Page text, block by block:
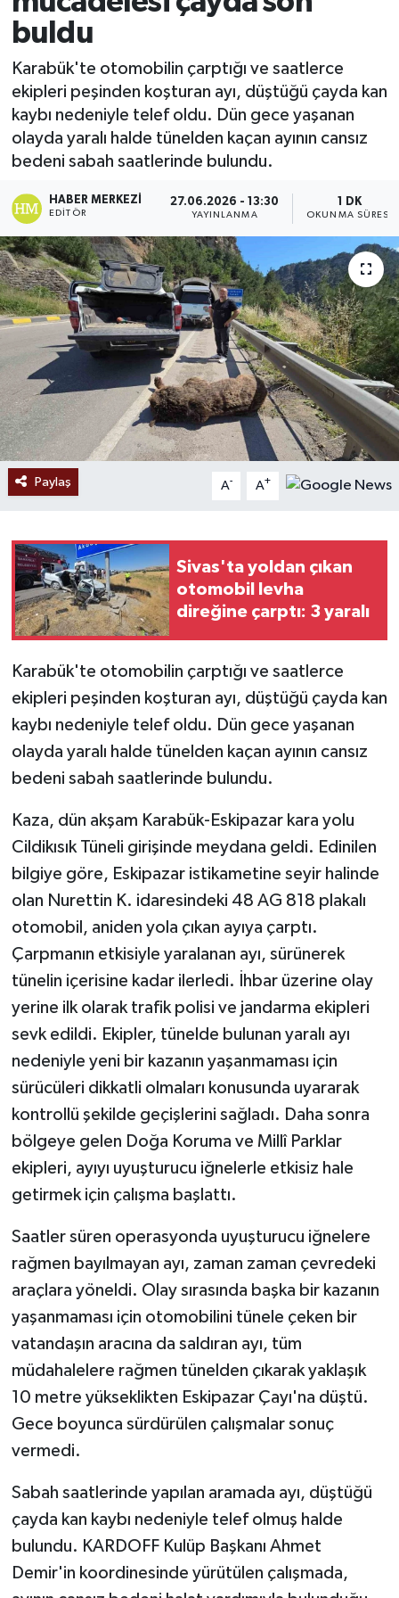
buldu
Karabük'te otomobilin çarptığı ve saatlerce
ekipleri peşinden koşturan ayı, düştüğü çayda kan
kaybı nedeniyle telef oldu. Dün gece yaşanan
olayda yaralı halde tünelden kaçan ayının cansız
bedeni sabah saatlerinde bulundu.
HABER MERKEZI
EDITÖR
27.06.2026 - 13:30
YAYINLANMA
1 DK
OKUNMA SÜRESI
Paylaş A- A+
Sivas'ta yoldan çıkan
otomobil levha
direğine çarptı: 3 yaralı
Karabük'te otomobilin çarptığı ve saatlerce
ekipleri peşinden koşturan ayı, düştüğü çayda kan
kaybı nedeniyle telef oldu. Dün gece yaşanan
olayda yaralı halde tünelden kaçan ayının cansız
bedeni sabah saatlerinde bulundu.
Kaza, dün akşam Karabük-Eskipazar kara yolu
Cildikısık Tüneli girişinde meydana geldi. Edinilen
bilgiye göre, Eskipazar istikametine seyir halinde
olan Nurettin K. idaresindeki 48 AG 818 plakalı
otomobil, aniden yola çıkan ayıya çarptı.
Çarpmanın etkisiyle yaralanan ayı, sürünerek
tünelin içerisine kadar ilerledi. İhbar üzerine olay
yerine ilk olarak trafik polisi ve jandarma ekipleri
sevk edildi. Ekipler, tünelde bulunan yaralı ayı
nedeniyle yeni bir kazanın yaşanmaması için
sürücüleri dikkatli olmaları konusunda uyararak
kontrollü şekilde geçişlerini sağladı. Daha sonra
bölgeye gelen Doğa Koruma ve Millî Parklar
ekipleri, ayıyı uyuşturucu iğnelerle etkisiz hale
getirmek için çalışma başlattı.
Saatler süren operasyonda uyuşturucu iğnelere
rağmen bayılmayan ayı, zaman zaman çevredeki
araçlara yöneldi. Olay sırasında başka bir kazanın
yaşanmaması için otomobilini tünele çeken bir
vatandaşın aracına da saldıran ayı, tüm
müdahalelere rağmen tünelden çıkarak yaklaşık
10 metre yükseklikten Eskipazar Çayı'na düştü.
Gece boyunca sürdürülen çalışmalar sonuç
vermedi.
Sabah saatlerinde yapılan aramada ayı, düştüğü
çayda kan kaybı nedeniyle telef olmuş halde
bulundu. KARDOFF Kulüp Başkanı Ahmet
Demir'in koordinesinde yürütülen çalışmada,
Ekonomi
Sağlık
Tokat Haber